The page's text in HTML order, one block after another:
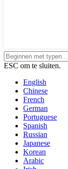
ESC om te sluiten.
English
Chinese
French
German
Portuguese
Spanish
Russian
Japanese
Korean
Arabic